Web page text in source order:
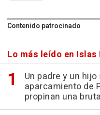
Contenido patrocinado
Lo más leído en Islas
Un padre y un
aparcamiento de
propinan una